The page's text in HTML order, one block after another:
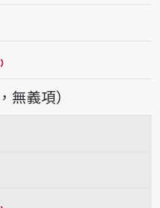
放音讀tsing-suán
無義項）